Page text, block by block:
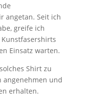
angetan. Seit ich
greife ich
Einsatz warten.
Shirt zu
angenehmen und
erhalten.